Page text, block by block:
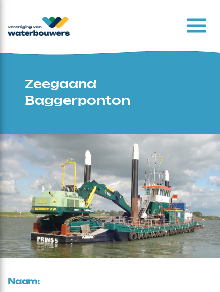
Zeegaand
Baggerponton
Naam: